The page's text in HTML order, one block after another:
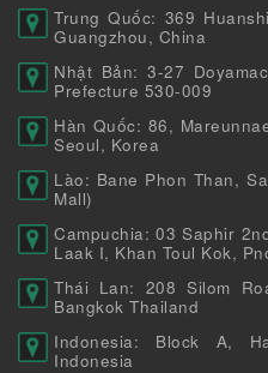
Trung Quốc: 369
Guangzhou, China
Nhật Bản: 3-27
Prefecture 530-009
Hàn Quốc: 86,
Seoul, Korea
Lào: Bane Phon Than,
Mall)
Campuchia: 03 Saphir
Laak I, Khan Toul Kok,
Thái Lan: 208 Silom
Bangkok Thailand
Indonesia: Block A,
Indonesia